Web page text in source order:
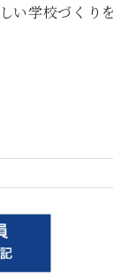
い学校づくり